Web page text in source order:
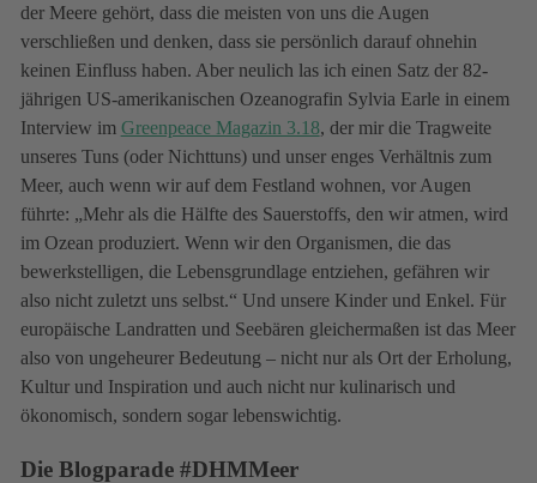
der Meere gehört, dass die meisten von uns die Augen
verschließen und denken, dass sie persönlich darauf ohnehin
keinen Einfluss haben. Aber neulich las ich einen Satz der 82-
jährigen US-amerikanischen Ozeanografin Sylvia Earle in einem
Interview im Greenpeace Magazin 3.18, der mir die Tragweite
unseres Tuns (oder Nichttuns) und unser enges Verhältnis zum
Meer, auch wenn wir auf dem Festland wohnen, vor Augen
führte: „Mehr als die Hälfte des Sauerstoffs, den wir atmen, wird
im Ozean produziert. Wenn wir den Organismen, die das
bewerkstelligen, die Lebensgrundlage entziehen, gefähren wir
also nicht zuletzt uns selbst.“ Und unsere Kinder und Enkel. Für
europäische Landratten und Seebären gleichermaßen ist das Meer
also von ungeheurer Bedeutung – nicht nur als Ort der Erholung,
Kultur und Inspiration und auch nicht nur kulinarisch und
ökonomisch, sondern sogar lebenswichtig.
Die Blogparade #DHMMeer